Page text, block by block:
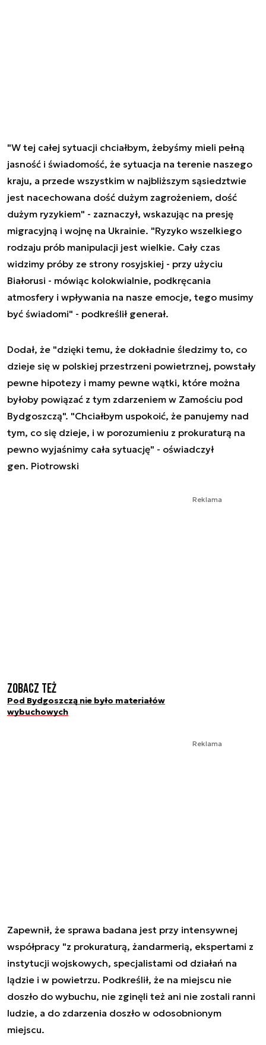
"W tej całej sytuacji chciałbym, żebyśmy mieli pełną
jasność i świadomość, że sytuacja na terenie naszego
kraju, a przede wszystkim w najbliższym sąsiedztwie
jest nacechowana dość dużym zagrożeniem, dość
dużym ryzykiem" - zaznaczył, wskazując na presję
migracyjną i wojnę na Ukrainie. "Ryzyko wszelkiego
rodzaju prób manipulacji jest wielkie. Cały czas
widzimy próby ze strony rosyjskiej - przy użyciu
Białorusi - mówiąc kolokwialnie, podkręcania
atmosfery i wpływania na nasze emocje, tego musimy
być świadomi" - podkreślił generał.
Dodał, że "dzięki temu, że dokładnie śledzimy to, co
dzieje się w polskiej przestrzeni powietrznej, powstały
pewne hipotezy i mamy pewne wątki, które można
byłoby powiązać z tym zdarzeniem w Zamościu pod
Bydgoszczą". "Chciałbym uspokoić, że panujemy nad
tym, co się dzieje, i w porozumieniu z prokuraturą na
pewno wyjaśnimy cała sytuację" - oświadczył
gen. Piotrowski
Reklama
Zobacz też
Pod Bydgoszczą nie było materiałów
wybuchowych
Reklama
Zapewnił, że sprawa badana jest przy intensywnej
współpracy "z prokuraturą, żandarmerią, ekspertami z
instytucji wojskowych, specjalistami od działań na
lądzie i w powietrzu. Podkreślił, że na miejscu nie
doszło do wybuchu, nie zginęli też ani nie zostali ranni
ludzie, a do zdarzenia doszło w odosobnionym
miejscu.